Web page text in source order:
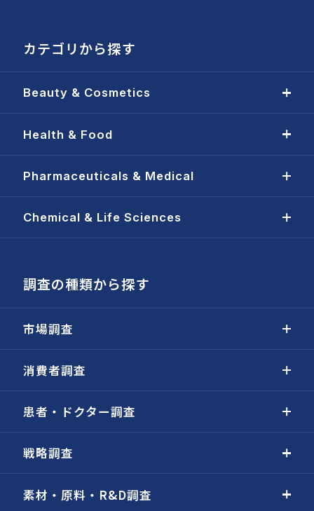
カテゴリから探す
Beauty & Cosmetics
Health & Food
Pharmaceuticals & Medical
Chemical & Life Sciences
調査の種類から探す
市場調査
消費者調査
患者・ドクター調査
戦略調査
素材・原料・R&D調査